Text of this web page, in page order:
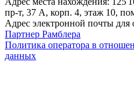
пр-т, 37 А, корп. 4, этаж 10,
Адрес электронной почты
Партнер Рамблера
Политика оператора в
данных